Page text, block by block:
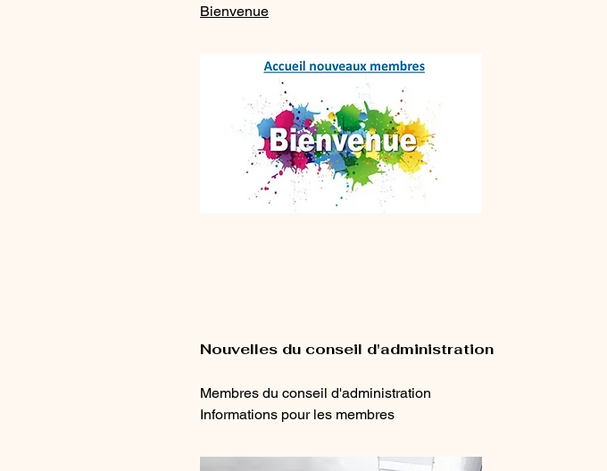
Bienvenue
Nouvelles du conseil d'administration
Membres du conseil d'administration
Informations pour les membres